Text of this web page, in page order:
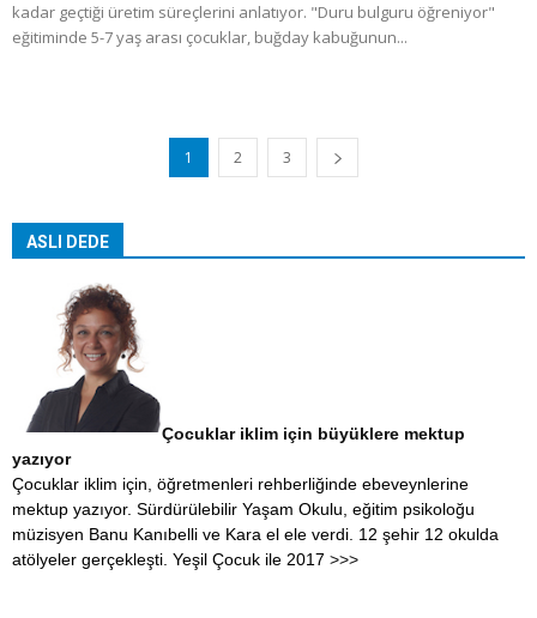
kadar geçtiği üretim süreçlerini anlatıyor. "Duru bulguru öğreniyor"
eğitiminde 5-7 yaş arası çocuklar, buğday kabuğunun...
1 2 3
ASLI DEDE
Çocuklar iklim için büyüklere mektup
yazıyor
Çocuklar iklim için, öğretmenleri rehberliğinde ebeveynlerine
mektup yazıyor. Sürdürülebilir Yaşam Okulu, eğitim psikoloğu
müzisyen Banu Kanıbelli ve Kara el ele verdi. 12 şehir 12 okulda
atölyeler gerçekleşti. Yeşil Çocuk ile 2017 >>>